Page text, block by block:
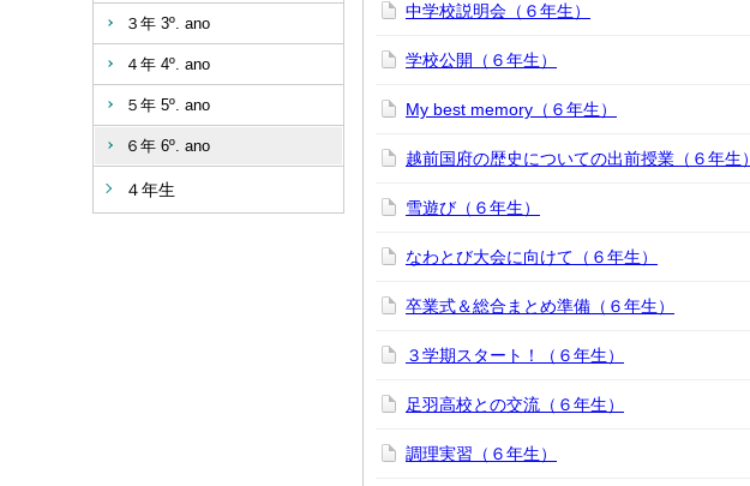
３年 3º. ano
４年 4º. ano
５年 5º. ano
６年 6º. ano
４年生
中学校説明会（６年生）
学校公開（６年生）
My best memory（６年生）
越前国府の歴史についての出前授業（６年生）
雪遊び（６年生）
なわとび大会に向けて（６年生）
卒業式＆総合まとめ準備（６年生）
３学期スタート！（６年生）
足羽高校との交流（６年生）
調理実習（６年生）